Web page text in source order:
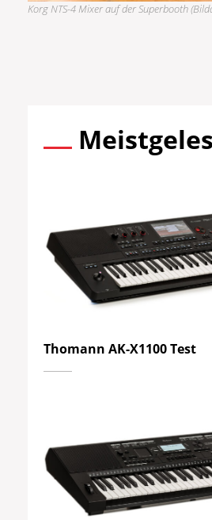
Korg NTS-4 Mixer auf der Superbooth
Thomann AK-X1100 Test